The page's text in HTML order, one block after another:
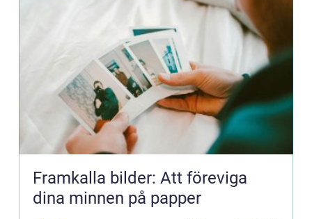
Framkalla bilder: Att föreviga
dina minnen på papper